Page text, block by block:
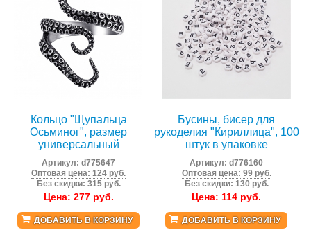
Кольцо "Щупальца
Осьминог", размер
универсальный
Артикул:d775647
Оптовая цена: 124 руб.
Без скидки: 315 руб.
Цена: 277руб.
ДОБАВИТЬ В КОРЗИНУ
Бусины, бисер для
рукоделия "Кириллица", 100
штук в упаковке
Артикул:d776160
Оптовая цена: 99 руб.
Без скидки: 130 руб.
Цена: 114 руб.
ДОБАВИТЬ В КОРЗИНУ